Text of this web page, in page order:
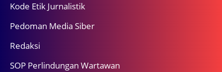
Kode Etik Jurnalistik
Pedoman Media Siber
Redaksi
SOP Perlindungan Wartawan